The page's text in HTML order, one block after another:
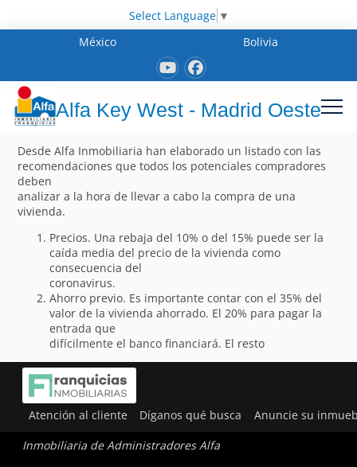
Select Language ▼
México
Bolivia
Alfa Key West - Madrid Oeste
Desde Alfa Inmobiliaria han elaborado un listado con las
recomendaciones que todos los potenciales compradores
deben
analizar a la hora de llevar a cabo la compra de una
vivienda.
Precios. Una rebaja del 10% o del 15% puede ser la
caída media del precio de la vivienda como
consecuencia del
coronavirus.
Ahorro previo. Es importante contar con el 35% del
valor de la vivienda ahorrado. El 20% para pagar la
entrada que
difícilmente el banco financiará. El resto
Atención al cliente Díganos qué busca Anuncie su
Inmobiliaria de Administradores Alfa